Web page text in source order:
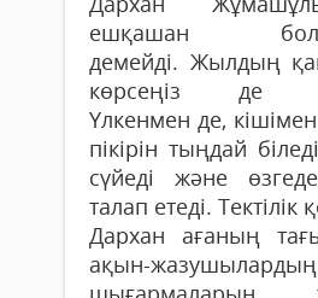
ешқашан
демейді. Жылдың
көрсеңіз де
Үлкенмен де,
пікірін тыңдай
сүйеді және
талап етеді. Тектілік
Дархан ағаның
ақын-жазушылардың